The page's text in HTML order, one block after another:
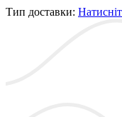
Тип доставки: